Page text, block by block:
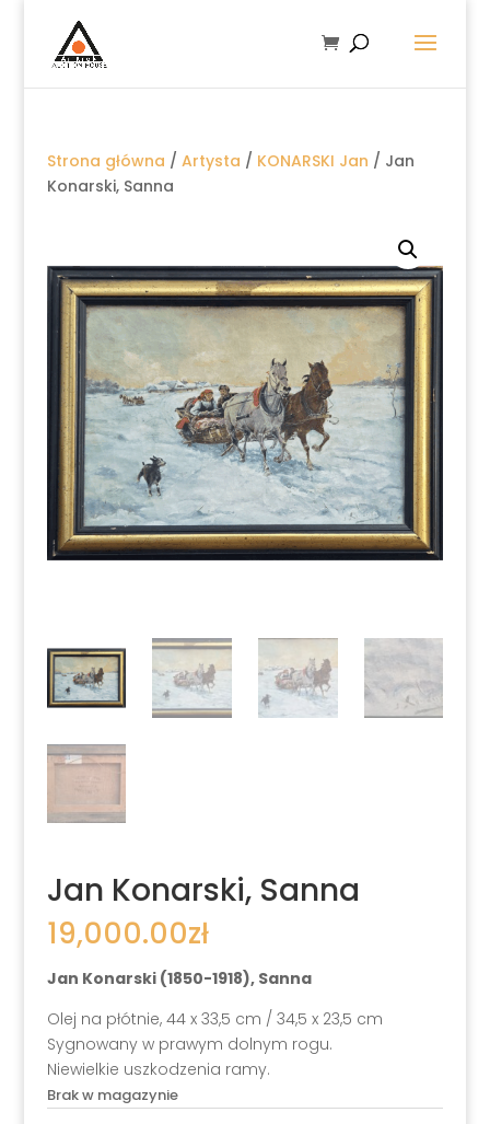
Strona główna / Artysta / KONARSKI Jan / Jan
Konarski, Sanna
Jan Konarski, Sanna
19,000.00zł
Jan Konarski (1850-1918), Sanna
Olej na płótnie, 44 x 33,5 cm / 34,5 x 23,5 cm
Sygnowany w prawym dolnym rogu.
Niewielkie uszkodzenia ramy.
Brak w magazynie